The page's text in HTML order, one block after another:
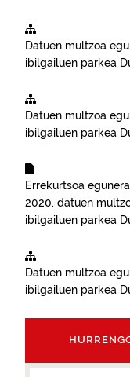
Datuen multzoa
ibilgailuen parkea
Datuen multzoa
ibilgailuen parkea
Errekurtsoa
2020. datuen
ibilgailuen parkea
Datuen multzoa
ibilgailuen parkea